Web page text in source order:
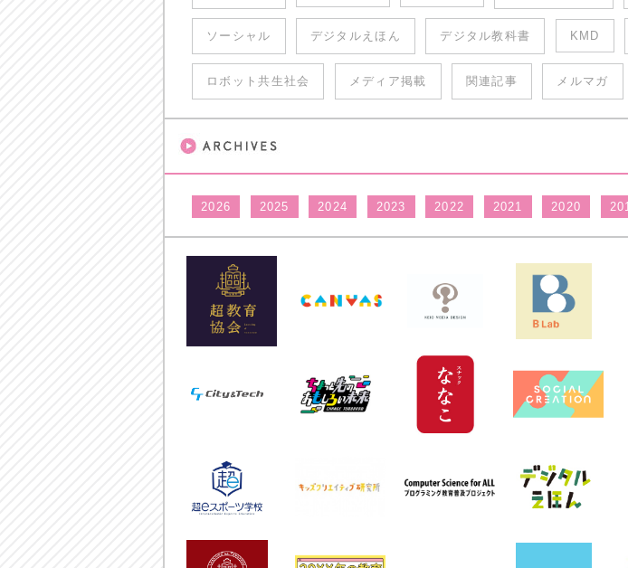
ソーシャル デジタルえほん デジタル教科書 KMD
ロボット共生社会 メディア掲載 関連記事 メルマガ
2026 2025 2024 2023 2022 2021 2020